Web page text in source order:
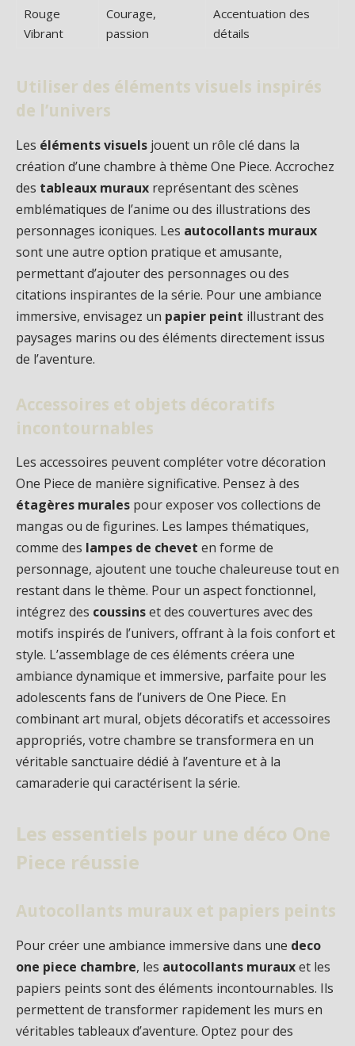
Rouge
Vibrant
Courage,
passion
Accentuation des
détails
Utiliser des éléments visuels inspirés
de l’univers
Les éléments visuels jouent un rôle clé dans la
création d’une chambre à thème One Piece. Accrochez
des tableaux muraux représentant des scènes
emblématiques de l’anime ou des illustrations des
personnages iconiques. Les autocollants muraux
sont une autre option pratique et amusante,
permettant d’ajouter des personnages ou des
citations inspirantes de la série. Pour une ambiance
immersive, envisagez un papier peint illustrant des
paysages marins ou des éléments directement issus
de l’aventure.
Accessoires et objets décoratifs
incontournables
Les accessoires peuvent compléter votre décoration
One Piece de manière significative. Pensez à des
étagères murales pour exposer vos collections de
mangas ou de figurines. Les lampes thématiques,
comme des lampes de chevet en forme de
personnage, ajoutent une touche chaleureuse tout en
restant dans le thème. Pour un aspect fonctionnel,
intégrez des coussinset des couvertures avec des
motifs inspirés de l’univers, offrant à la fois confort et
style. L’assemblage de ces éléments créera une
ambiance dynamique et immersive, parfaite pour les
adolescents fans de l’univers de One Piece. En
combinant art mural, objets décoratifs et accessoires
appropriés, votre chambre se transformera en un
véritable sanctuaire dédié à l’aventure et à la
camaraderie qui caractérisent la série.
Les essentiels pour une déco One
Piece réussie
Autocollants muraux et papiers peints
Pour créer une ambiance immersive dans une deco
one piece chambre, les autocollants murauxet les
papiers peints sont des éléments incontournables. Ils
permettent de transformer rapidement les murs en
véritables tableaux d’aventure. Optez pour des